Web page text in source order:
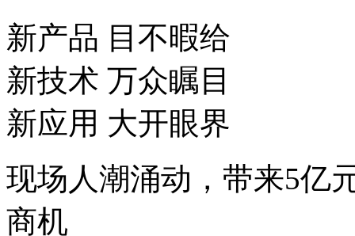
新产品 目不暇给
新技术 万众瞩目
新应用 大开眼界
现场人潮涌动，带来5亿
商机